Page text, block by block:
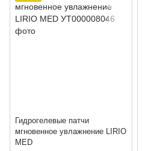
Гидрогелевые патчи
мгновенное увлажнение LIRIO
MED